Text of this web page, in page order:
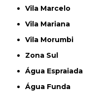
Vila Marcelo
Vila Mariana
Vila Morumbi
Zona Sul
Água Espraiada
Água Funda